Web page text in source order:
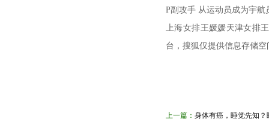
P副攻手 从运动员成为宇
上海女排王媛媛天津女排
台，搜狐仅提供信息存储空
上一篇： 身体有癌，睡觉先知？